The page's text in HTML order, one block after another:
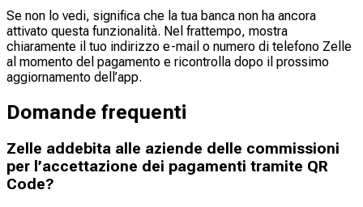
Se non lo vedi, significa che la tua banca non ha ancora
attivato questa funzionalità. Nel frattempo, mostra
chiaramente il tuo indirizzo e-mail o numero di telefono Zelle
al momento del pagamento e ricontrolla dopo il prossimo
aggiornamento dell’app.
Domande frequenti
Zelle addebita alle aziende delle commissioni
per l’accettazione dei pagamenti tramite QR
Code?